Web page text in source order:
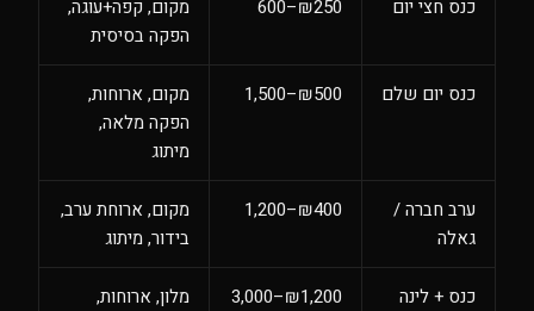
כנס חצי יום ₪250–600
מקום, קפה+עוגה,
הפקה בסיסית
כנס יום שלם ₪500–1,500
מקום, ארוחות,
הפקה מלאה,
מיתוג
ערב חברה /
גאלה
₪400–1,200
מקום, ארוחת ערב,
בידור, מיתוג
כנס + לינה
₪1,200–3,000
מלון, ארוחות,